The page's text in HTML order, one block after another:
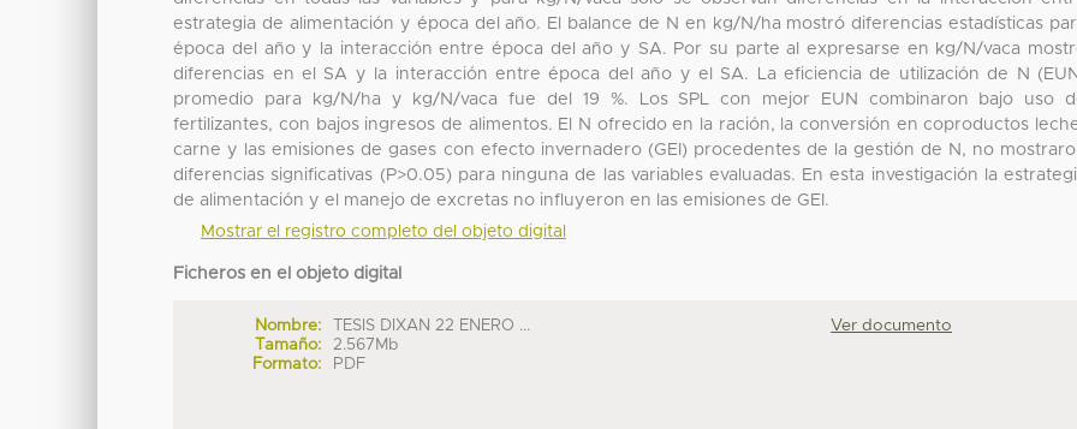
estrategia de alimentación y época del año. El balance de N en kg/N/ha mostró diferencias estadísticas
época del año y la interacción entre época del año y SA. Por su parte al expresarse en kg/N/vaca
diferencias en el SA y la interacción entre época del año y el SA. La eficiencia de utilización de N
promedio para kg/N/ha y kg/N/vaca fue del 19 %. Los SPL con mejor EUN combinaron bajo uso
fertilizantes, con bajos ingresos de alimentos. El N ofrecido en la ración, la conversión en coproductos
carne y las emisiones de gases con efecto invernadero (GEI) procedentes de la gestión de N, no
diferencias significativas (P>0.05) para ninguna de las variables evaluadas. En esta investigación la
de alimentación y el manejo de excretas no influyeron en las emisiones de GEI.
Mostrar el registro completo del objeto digital
Ficheros en el objeto digital
Nombre:
TESIS DIXAN 22 ENERO ...
Tamaño:
2.567Mb
Formato:
PDF
Ver documento